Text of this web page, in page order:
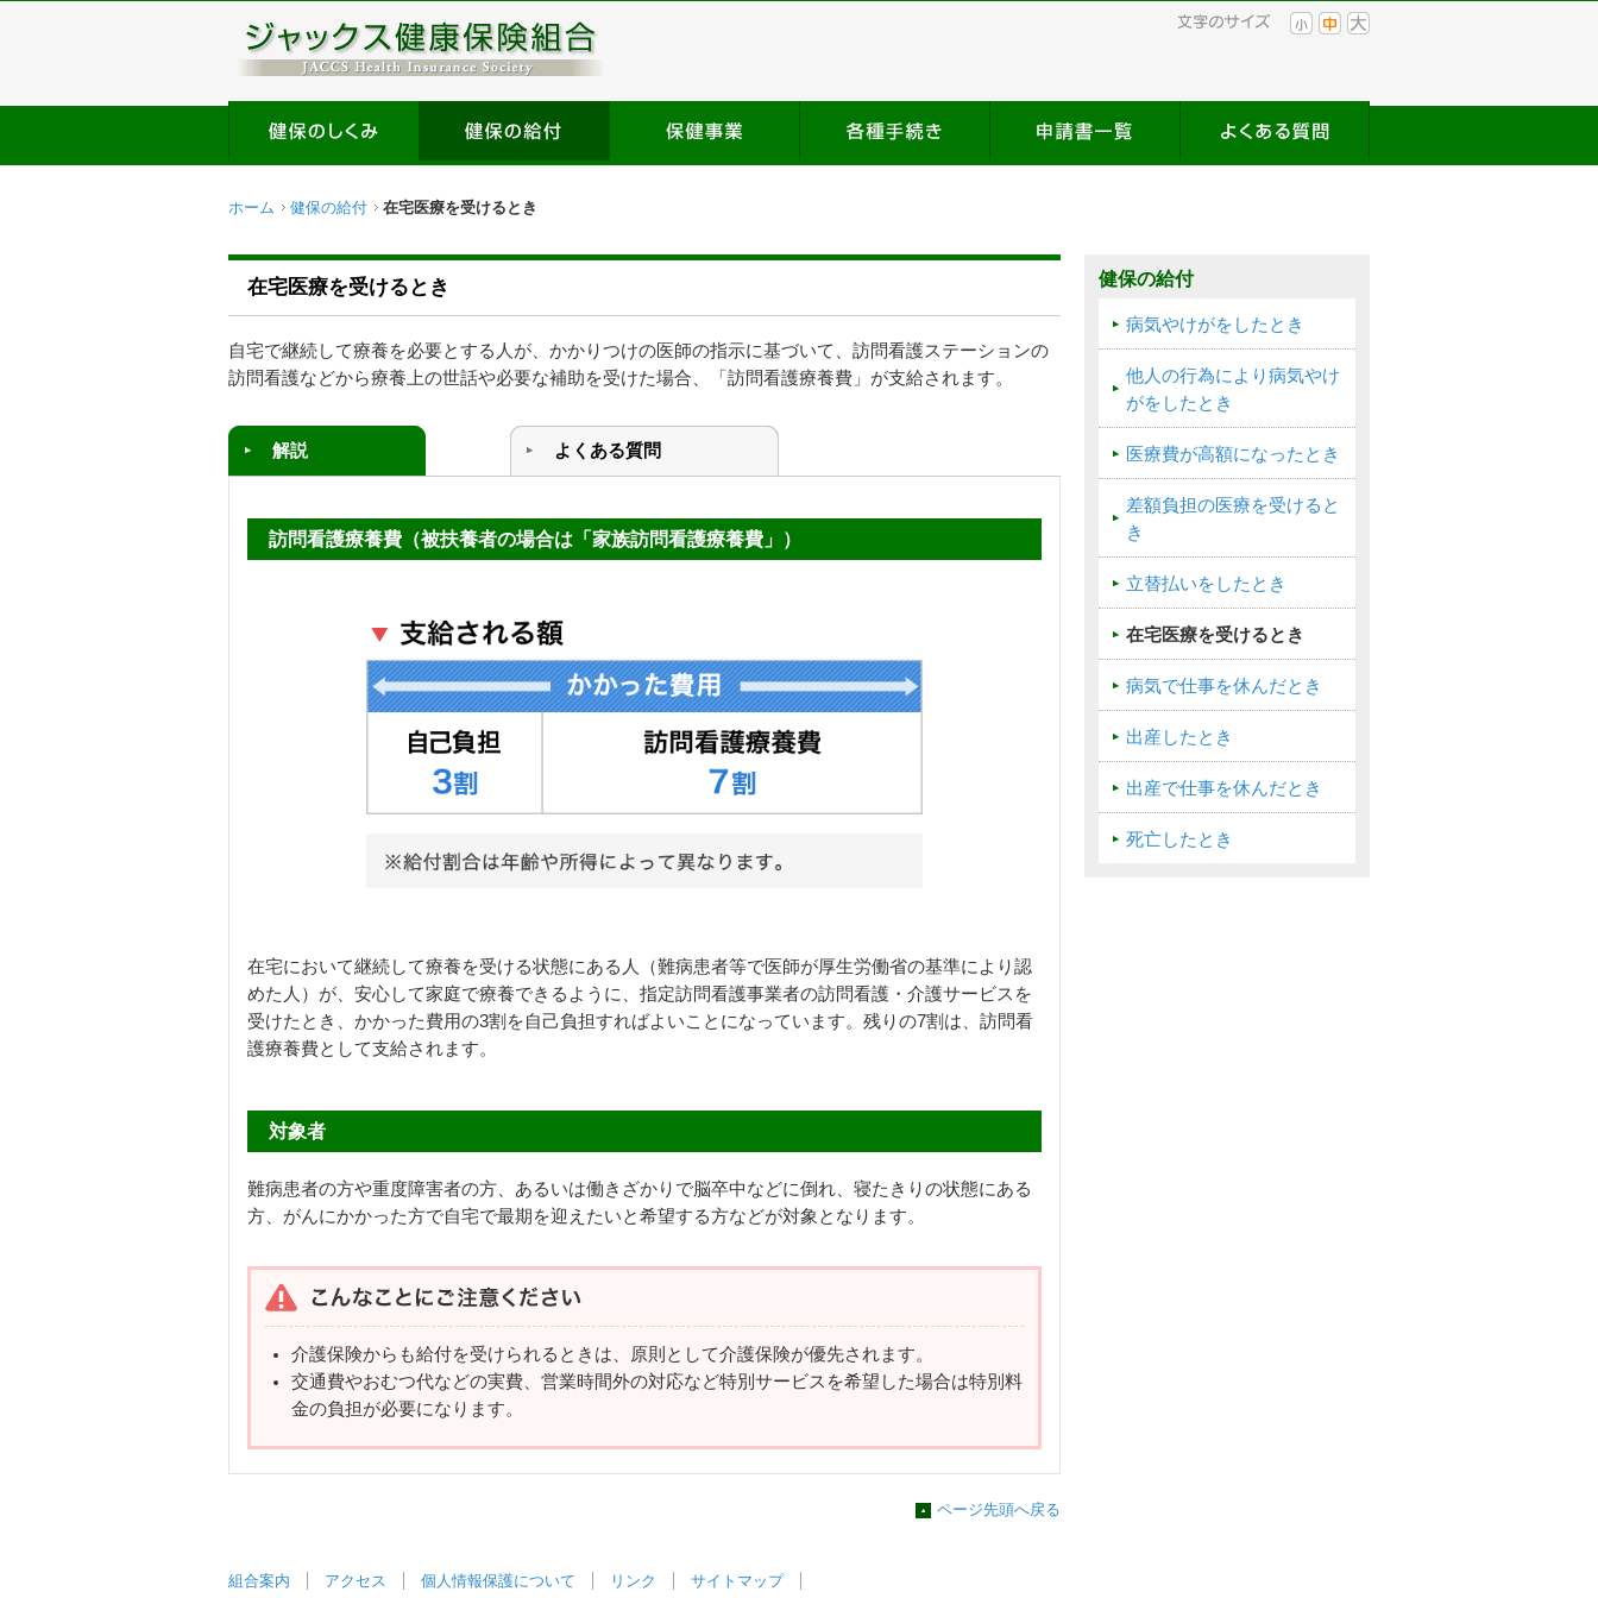
ホーム 健保の給付 在宅医療を受けるとき
在宅医療を受けるとき
自宅で継続して療養を必要とする人が、かかりつけの医師の指示に基づいて、訪問看護ステーションの
訪問看護などから療養上の世話や必要な補助を受けた場合、「訪問看護療養費」が支給されます。
解説 よくある質問
訪問看護療養費（被扶養者の場合は「家族訪問看護療養費」）
在宅において継続して療養を受ける状態にある人（難病患者等で医師が厚生労働省の基準により認
めた人）が、安心して家庭で療養できるように、指定訪問看護事業者の訪問看護・介護サービスを
受けたとき、かかった費用の3割を自己負担すればよいことになっています。残りの7割は、訪問看
護療養費として支給されます。
対象者
難病患者の方や重度障害者の方、あるいは働きざかりで脳卒中などに倒れ、寝たきりの状態にある
方、がんにかかった方で自宅で最期を迎えたいと希望する方などが対象となります。
介護保険からも給付を受けられるときは、原則として介護保険が優先されます。
交通費やおむつ代などの実費、営業時間外の対応など特別サービスを希望した場合は特別料
金の負担が必要になります。
ページ先頭へ戻る
健保の給付
病気やけがをしたとき
他人の行為により病気やけ
がをしたとき
医療費が高額になったとき
差額負担の医療を受けると
き
立替払いをしたとき
在宅医療を受けるとき
病気で仕事を休んだとき
出産したとき
出産で仕事を休んだとき
死亡したとき
組合案内 アクセス 個人情報保護について リンク サイトマップ